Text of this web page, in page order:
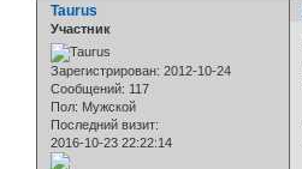
Taurus
Участник
Зарегистрирован: 2012-10-24
Сообщений: 117
Пол: Мужской
Последний визит:
2016-10-23 22:22:14